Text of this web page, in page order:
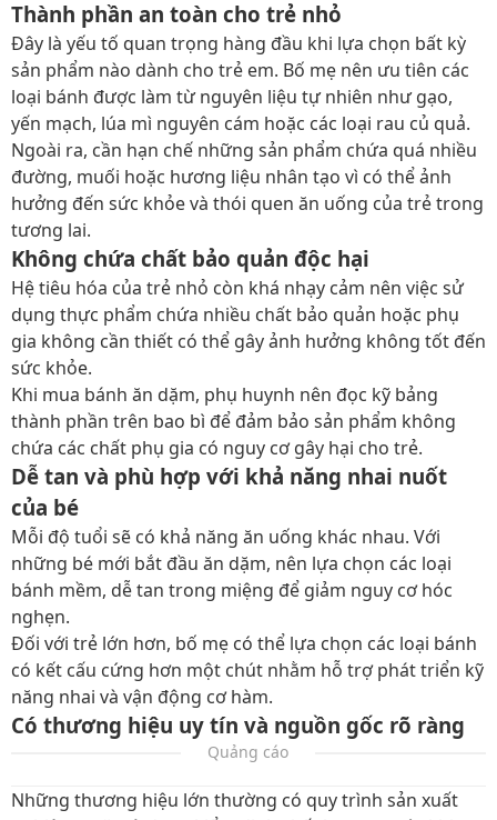
Thành phần an toàn cho trẻ nhỏ
Đây là yếu tố quan trọng hàng đầu khi lựa chọn bất kỳ
sản phẩm nào dành cho trẻ em. Bố mẹ nên ưu tiên các
loại bánh được làm từ nguyên liệu tự nhiên như gạo,
yến mạch, lúa mì nguyên cám hoặc các loại rau củ quả.
Ngoài ra, cần hạn chế những sản phẩm chứa quá nhiều
đường, muối hoặc hương liệu nhân tạo vì có thể ảnh
hưởng đến sức khỏe và thói quen ăn uống của trẻ trong
tương lai.
Không chứa chất bảo quản độc hại
Hệ tiêu hóa của trẻ nhỏ còn khá nhạy cảm nên việc sử
dụng thực phẩm chứa nhiều chất bảo quản hoặc phụ
gia không cần thiết có thể gây ảnh hưởng không tốt đến
sức khỏe.
Khi mua bánh ăn dặm, phụ huynh nên đọc kỹ bảng
thành phần trên bao bì để đảm bảo sản phẩm không
chứa các chất phụ gia có nguy cơ gây hại cho trẻ.
Dễ tan và phù hợp với khả năng nhai nuốt
của bé
Mỗi độ tuổi sẽ có khả năng ăn uống khác nhau. Với
những bé mới bắt đầu ăn dặm, nên lựa chọn các loại
bánh mềm, dễ tan trong miệng để giảm nguy cơ hóc
nghẹn.
Đối với trẻ lớn hơn, bố mẹ có thể lựa chọn các loại bánh
có kết cấu cứng hơn một chút nhằm hỗ trợ phát triển kỹ
năng nhai và vận động cơ hàm.
Có thương hiệu uy tín và nguồn gốc rõ ràng
Quảng cáo
Những thương hiệu lớn thường có quy trình sản xuất